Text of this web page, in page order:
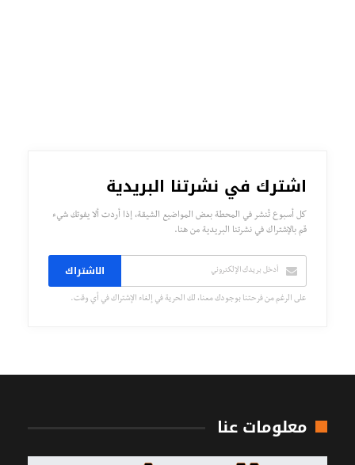
اشترك في نشرتنا البريدية
كل أسبوع تُنشر في المحطة بعض المواضيع الشيقة، إذا أردت ألا يفوتك شيء
قم بالإشتراك في نشرتنا البريدية من هنا.
الاشتراك
على الرغم من فرحتنا بوجودك معنا، لك الحرية في إلغاء الإشتراك في أي وقت.
معلومات عنا